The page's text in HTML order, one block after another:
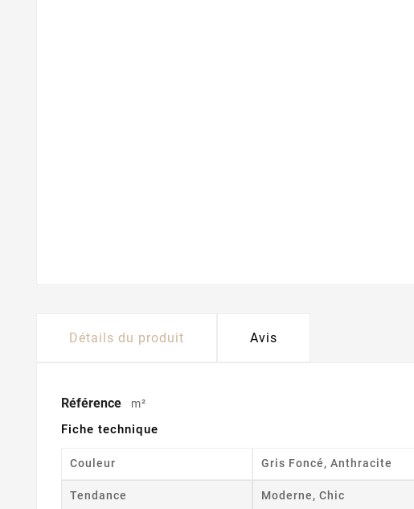
Détails du produit Avis
Référence m²
Fiche technique
Couleur Gris Foncé, Anthracite
Tendance Moderne, Chic